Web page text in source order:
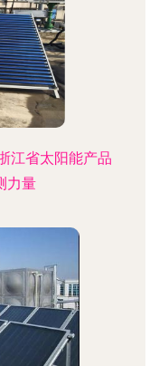
江省太阳能产品
力量